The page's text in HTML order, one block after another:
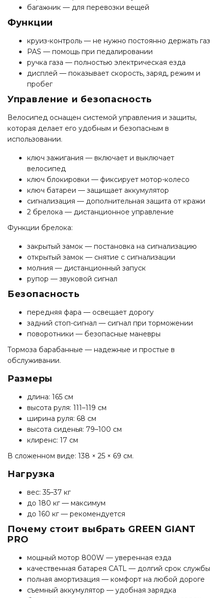
багажник — для перевозки вещей
Функции
круиз-контроль — не нужно постоянно держать газ
PAS — помощь при педалировании
ручка газа — полностью электрическая езда
дисплей — показывает скорость, заряд, режим и
пробег
Управление и безопасность
Велосипед оснащен системой управления и защиты,
которая делает его удобным и безопасным в
использовании.
ключ зажигания — включает и выключает
велосипед
ключ блокировки — фиксирует мотор-колесо
ключ батареи — защищает аккумулятор
сигнализация — дополнительная защита от кражи
2 брелока — дистанционное управление
Функции брелока:
закрытый замок — постановка на сигнализацию
открытый замок — снятие с сигнализации
молния — дистанционный запуск
рупор — звуковой сигнал
Безопасность
передняя фара — освещает дорогу
задний стоп-сигнал — сигнал при торможении
поворотники — безопасные маневры
Тормоза барабанные — надежные и простые в
обслуживании.
Размеры
длина: 165 см
высота руля: 111–119 см
ширина руля: 68 см
высота сиденья: 79–100 см
клиренс: 17 см
В сложенном виде: 138 × 25 × 69 см.
Нагрузка
вес: 35–37 кг
до 180 кг — максимум
до 160 кг — рекомендуется
Почему стоит выбрать GREEN GIANT
PRO
мощный мотор 800W — уверенная езда
качественная батарея CATL — долгий срок службы
полная амортизация — комфорт на любой дороге
съемный аккумулятор — удобная зарядка